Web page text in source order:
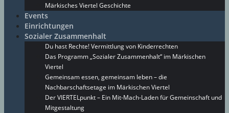
Märkisches Viertel Geschichte
Events
Einrichtungen
Sozialer Zusammenhalt
Du hast Rechte! Vermittlung von Kinderrechten
Das Programm „Sozialer Zusammenhalt“ im Märkischen
Viertel
Gemeinsam essen, gemeinsam leben – die
Nachbarschaftsetage im Märkischen Viertel
Der VIERTELpunkt – Ein Mit-Mach-Laden für Gemeinschaft und
Mitgestaltung